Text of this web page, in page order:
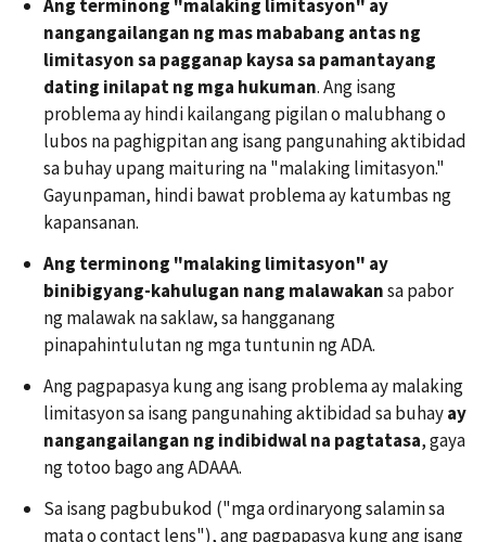
Ang terminong "malaking limitasyon" ay
nangangailangan ng mas mababang antas ng
limitasyon sa pagganap kaysa sa pamantayang
dating inilapat ng mga hukuman. Ang isang
problema ay hindi kailangang pigilan o malubhang o
lubos na paghigpitan ang isang pangunahing aktibidad
sa buhay upang maituring na "malaking limitasyon."
Gayunpaman, hindi bawat problema ay katumbas ng
kapansanan.
Ang terminong "malaking limitasyon" ay
binibigyang-kahulugan nang malawakansa pabor
ng malawak na saklaw, sa hangganang
pinapahintulutan ng mga tuntunin ng ADA.
Ang pagpapasya kung ang isang problema ay malaking
limitasyon sa isang pangunahing aktibidad sa buhayay
nangangailangan ng indibidwal na pagtatasa, gaya
ng totoo bago ang ADAAA.
Sa isang pagbubukod ("mga ordinaryong salamin sa
mata o contact lens"), ang pagpapasya kung ang isang